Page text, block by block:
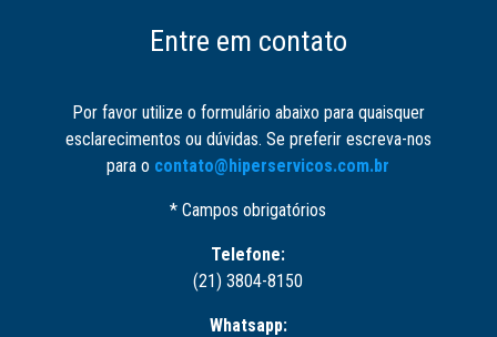
Entre em contato
Por favor utilize o formulário abaixo para quaisquer
esclarecimentos ou dúvidas. Se preferir escreva-nos
para o contato@hiperservicos.com.br
* Campos obrigatórios
Telefone:
(21) 3804-8150
Whatsapp: